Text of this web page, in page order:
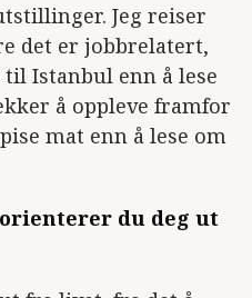
Jeg reiser
det er jobbrelatert,
Istanbul enn å lese
å oppleve framfor
mat enn å lese om
du deg ut